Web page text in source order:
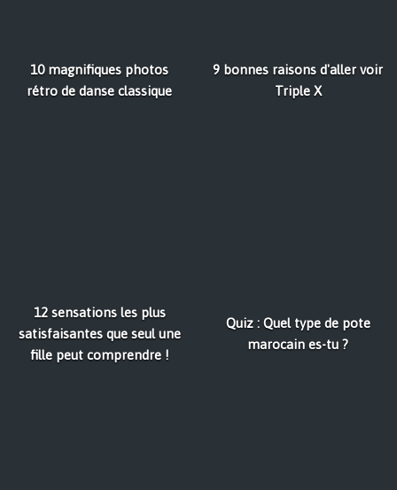
10 magnifiques photos
rétro de danse classique
9 bonnes raisons d'aller voir
Triple X
12 sensations les plus
satisfaisantes que seul une
fille peut comprendre !
Quiz : Quel type de pote
marocain es-tu ?